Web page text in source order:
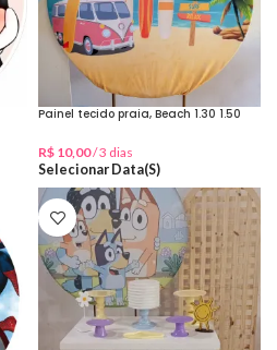
Painel tecido praia, Beach 1.30 1.50
R$ 10,00/ 3 dias
Selecionar Data(s)